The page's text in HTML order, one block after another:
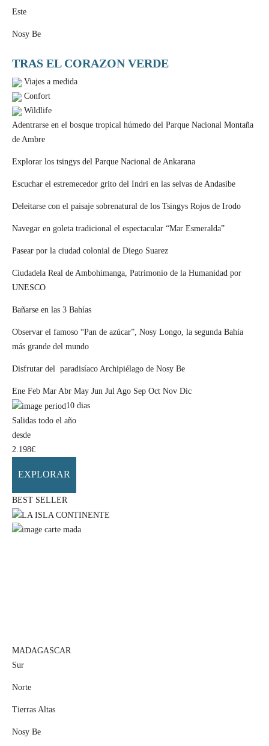
Este
Nosy Be
TRAS EL CORAZON VERDE
Viajes a medida
Confort
Wildlife
Adentrarse en el bosque tropical húmedo del Parque Nacional Montaña
de Ambre
Explorar los tsingys del Parque Nacional de Ankarana
Escuchar el estremecedor grito del Indri en las selvas de Andasibe
Deleitarse con el paisaje sobrenatural de los Tsingys Rojos de Irodo
Navegar en goleta tradicional el espectacular “Mar Esmeralda”
Pasear por la ciudad colonial de Diego Suarez
Ciudadela Real de Ambohimanga, Patrimonio de la Humanidad por
UNESCO
Bañarse en las 3 Bahías
Observar el famoso “Pan de azúcar”, Nosy Longo, la segunda Bahía
más grande del mundo
Disfrutar del paradisíaco Archipiélago de Nosy Be
Ene Feb Mar Abr May Jun Jul Ago Sep Oct Nov Dic
10 dias
Salidas todo el año
desde
2.198€
EXPLORAR
BEST SELLER
MADAGASCAR
Sur
Norte
Tierras Altas
Nosy Be